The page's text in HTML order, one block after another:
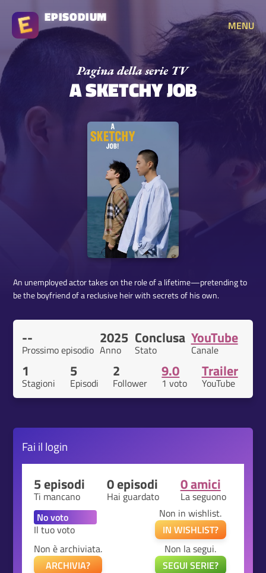
EPISODIUM
MENU
A SKETCHY JOB
An unemployed actor takes on the role of a lifetime—pretending to
be the boyfriend of a reclusive heir with secrets of his own.
--
Prossimo episodio
2025
Anno
Conclusa
Stato
YouTube
Canale
1
Stagioni
5
Episodi
2
Follower
9.0
1 voto
Trailer
YouTube
Fai il login
5 episodi
Ti mancano
0 episodi
Hai guardato
0 amici
La seguono
Il tuo voto
Non in wishlist.
IN WISHLIST?
Non è archiviata.
ARCHIVIA?
Non la segui.
SEGUI SERIE?